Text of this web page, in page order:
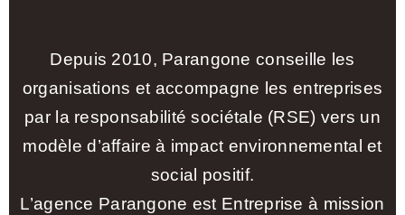
Depuis 2010, Parangone conseille les
organisations et accompagne les entreprises
par la responsabilité sociétale (RSE) vers un
modèle d’affaire à impact environnemental et
social positif.
L’agence Parangone est Entreprise à mission